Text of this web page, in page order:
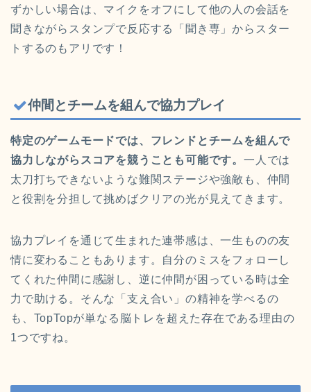
ずかしい場合は、マイクをオフにして他の人の会話を
聞きながらスタンプで反応する「聞き専」からスター
トするのもアリです！
仲間とチームを組んで協力プレイ
特定のゲームモードでは、フレンドとチームを組んで
協力しながらスコアを競うことも可能です。 一人では
太刀打ちできないような難関ステージや強敵も、仲間
と役割を分担して挑めばクリアの光が見えてきます。
協力プレイを通じて生まれた連帯感は、一生ものの友
情に変わることもあります。自分のミスをフォローし
てくれた仲間に感謝し、逆に仲間が困っている時は全
力で助ける。そんな「支え合い」の精神を学べるの
も、TopTopが単なる脳トレを超えた存在である理由の
1つですね。